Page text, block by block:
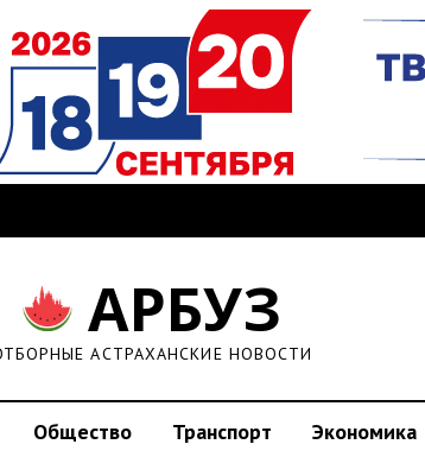
АРБУЗ
АСТРАХАНСКИЕ НОВОСТИ
Общество Транспорт Экономика